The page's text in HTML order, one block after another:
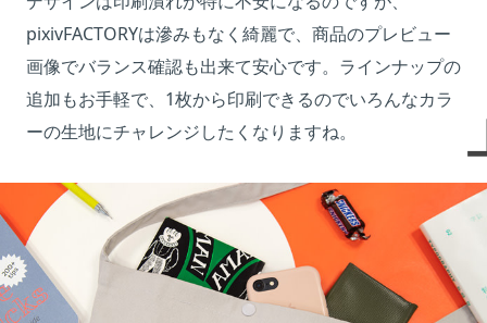
pixivFACTORYは滲みもなく綺麗で、商品のプレビュー
画像でバランス確認も出来て安心です。ラインナップの
追加もお手軽で、1枚から印刷できるのでいろんなカラ
ーの生地にチャレンジしたくなりますね。